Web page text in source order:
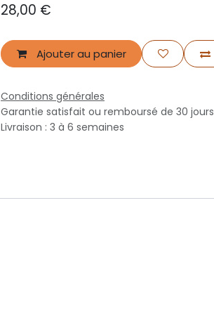
28,00 €
Ajouter au panier
Conditions générales
Garantie satisfait ou remboursé de 30 jours
Livraison : 3 à 6 semaines